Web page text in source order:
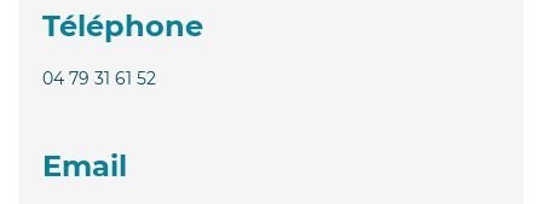
Téléphone
04 79 31 61 52
Email